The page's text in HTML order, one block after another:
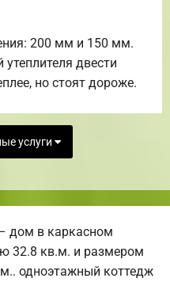
200 мм и 150 мм.
двести
но стоят дороже.
услуги
дом в каркасном
32.8 кв.м. и размером
одноэтажный коттедж